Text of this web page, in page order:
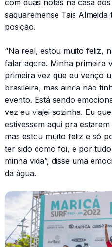
com duas notas na casa
saquaremense Tais
posição.
“Na real, estou muito feliz,
falar agora. Minha primeira
primeira vez que eu venço
brasileira, mas ainda não
evento. Está sendo
vez eu viajei sozinha. Eu
estivessem aqui pra
mas estou muito feliz e só
ter sido como foi, e por
minha vida”, disse uma
da água.